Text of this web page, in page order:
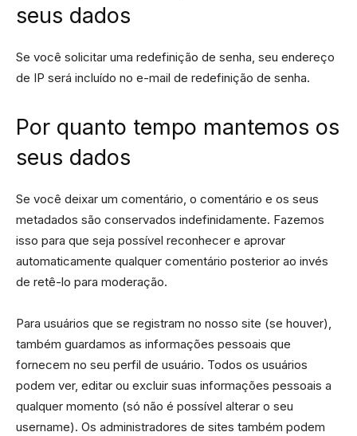
seus dados
Se você solicitar uma redefinição de senha, seu endereço
de IP será incluído no e-mail de redefinição de senha.
Por quanto tempo mantemos os
seus dados
Se você deixar um comentário, o comentário e os seus
metadados são conservados indefinidamente. Fazemos
isso para que seja possível reconhecer e aprovar
automaticamente qualquer comentário posterior ao invés
de retê-lo para moderação.
Para usuários que se registram no nosso site (se houver),
também guardamos as informações pessoais que
fornecem no seu perfil de usuário. Todos os usuários
podem ver, editar ou excluir suas informações pessoais a
qualquer momento (só não é possível alterar o seu
username). Os administradores de sites também podem